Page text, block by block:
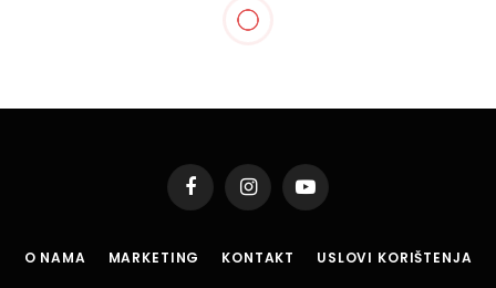
Gradonačelnik Lugavić
primio Kadira Nargalića,
osvajača evropskog zlata